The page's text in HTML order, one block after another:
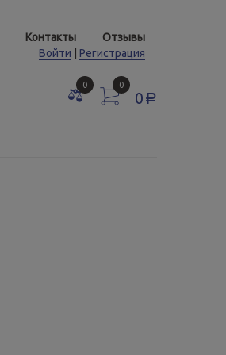
Контакты
Отзывы
Войти
Регистрация
0 0
0 a